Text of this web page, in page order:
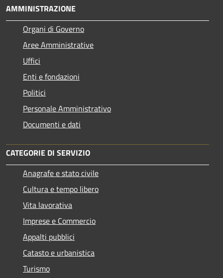
AMMINISTRAZIONE
Organi di Governo
Aree Amministrative
Uffici
Enti e fondazioni
Politici
Personale Amministrativo
Documenti e dati
CATEGORIE DI SERVIZIO
Anagrafe e stato civile
Cultura e tempo libero
Vita lavorativa
Imprese e Commercio
Appalti pubblici
Catasto e urbanistica
Turismo